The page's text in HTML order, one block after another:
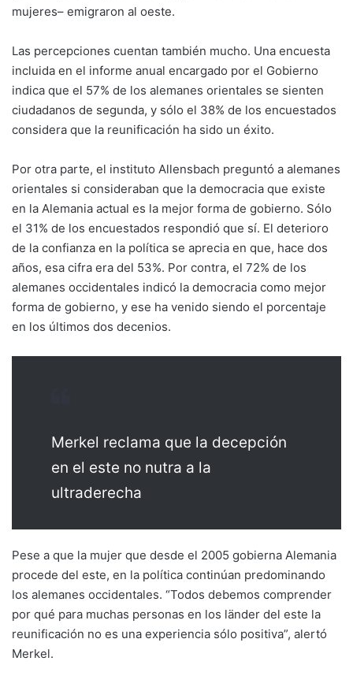
mujeres– emigraron al oeste.
Las percepciones cuentan también mucho. Una encuesta
incluida en el informe anual encargado por el Gobierno
indica que el 57% de los alemanes orientales se sienten
ciudadanos de segunda, y sólo el 38% de los encuestados
considera que la reunificación ha sido un éxito.
Por otra parte, el instituto Allensbach preguntó a alemanes
orientales si consideraban que la democracia que existe
en la Alemania actual es la mejor forma de gobierno. Sólo
el 31% de los encuestados respondió que sí. El deterioro
de la confianza en la política se aprecia en que, hace dos
años, esa cifra era del 53%. Por contra, el 72% de los
alemanes occidentales indicó la democracia como mejor
forma de gobierno, y ese ha venido siendo el porcentaje
en los últimos dos decenios.
Merkel reclama que la decepción
en el este no nutra a la
ultraderecha
Pese a que la mujer que desde el 2005 gobierna Alemania
procede del este, en la política continúan predominando
los alemanes occidentales. “Todos debemos comprender
por qué para muchas personas en los länder del este la
reunificación no es una experiencia sólo positiva”, alertó
Merkel.